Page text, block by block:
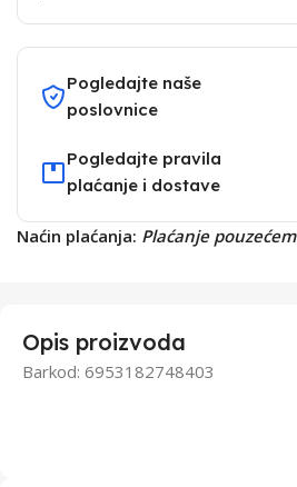
Pogledajte naše
poslovnice
Pogledajte pravila
plaćanje i dostave
Naćin plaćanja: Plaćanje pouzećem
Opis proizvoda
Barkod: 6953182748403